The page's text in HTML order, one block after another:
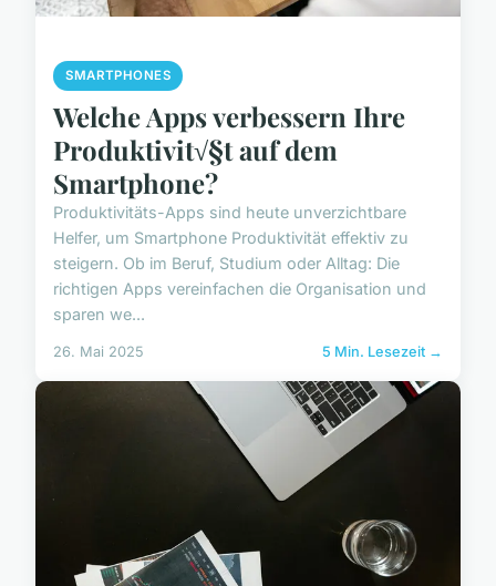
SMARTPHONES
Welche Apps verbessern Ihre
Produktivit√§t auf dem
Smartphone?
Produktivitäts-Apps sind heute unverzichtbare
Helfer, um Smartphone Produktivität effektiv zu
steigern. Ob im Beruf, Studium oder Alltag: Die
richtigen Apps vereinfachen die Organisation und
sparen we...
26. Mai 2025 5 Min. Lesezeit →